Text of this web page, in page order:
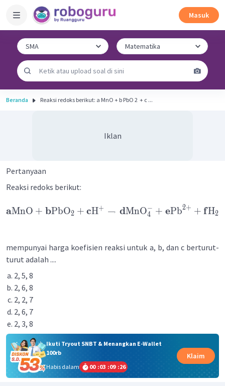
Masuk
Beranda Reaksi redoks berikut: a MnO + b PbO 2 ​ + c ...
Iklan
Pertanyaan
Reaksi redoks berikut:
aMnO + bPbO2 + cH+ → dMnO4
− + ePb2+ + fH2
mempunyai harga koefisien reaksi untuk a, b, dan c berturut-
turut adalah ....
2, 5, 8
2, 6, 8
2, 2, 7
2, 6, 7
2, 3, 8
Ikuti Tryout SNBT & Menangkan E-Wallet
100rb
Habis dalam
00 :03 :09 :26
Klaim